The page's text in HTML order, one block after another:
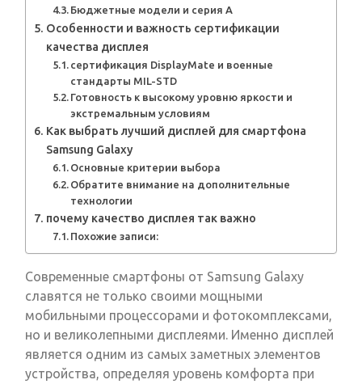
Бюджетные модели и серия А
Особенности и важность сертификации
качества дисплея
сертификация DisplayMate и военные
стандарты MIL-STD
Готовность к высокому уровню яркости и
экстремальным условиям
Как выбрать лучший дисплей для смартфона
Samsung Galaxy
Основные критерии выбора
Обратите внимание на дополнительные
технологии
почему качество дисплея так важно
Похожие записи:
Современные смартфоны от Samsung Galaxy
славятся не только своими мощными
мобильными процессорами и фотокомплексами,
но и великолепными дисплеями. Именно дисплей
является одним из самых заметных элементов
устройства, определяя уровень комфорта при